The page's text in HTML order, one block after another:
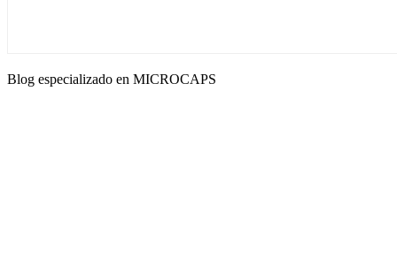
Blog especializado en MICROCAPS